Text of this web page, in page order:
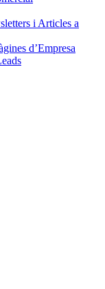
i Articles a
d’Empresa